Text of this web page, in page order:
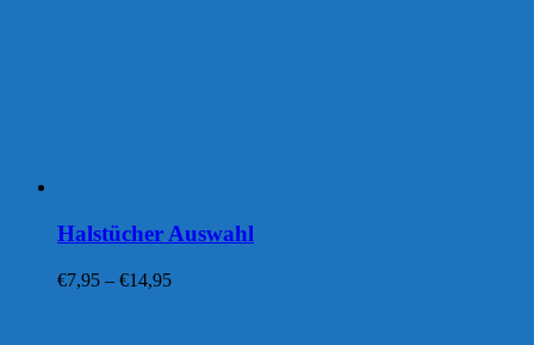
Halstücher Auswahl
€7,95 – €14,95Preisspanne: